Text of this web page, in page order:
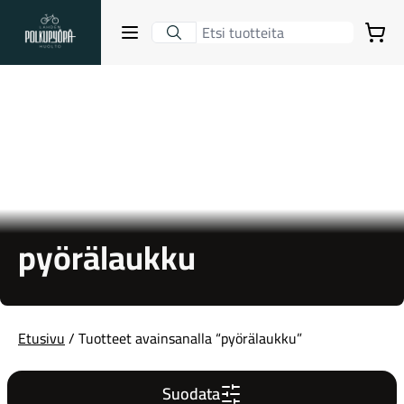
Lahden Polkupyörähuolto - etusivulle
Avaa sulje valikko
Gravel-pyörät
Ostoskori
pyörälaukku
Etusivu/ Tuotteet avainsanalla “pyörälaukku”
Suodata